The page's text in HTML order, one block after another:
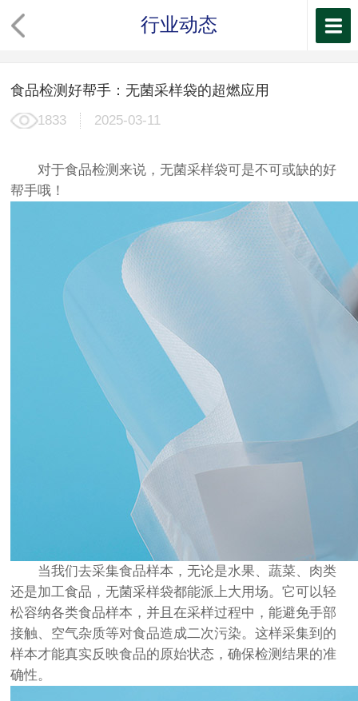
行业动态
食品检测好帮手：无菌采样袋的超燃应用
1833 2025-03-11
对于食品检测来说， 无菌采样袋可是不可或缺的好
帮手哦！
当我们去采集食品样本，无论是水果、蔬菜、肉类
还是加工食品，无菌采样袋都能派上大用场。它可以轻
松容纳各类食品样本，并且在采样过程中，能避免手部
接触、空气杂质等对食品造成二次污染。这样采集到的
样本才能真实反映食品的原始状态，确保检测结果的准
确性。